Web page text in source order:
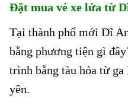
Đặt mua vé xe lửa từ
Tại thành phố mới Dĩ
bằng phương tiện gì
trình bằng tàu hỏa từ
yên.